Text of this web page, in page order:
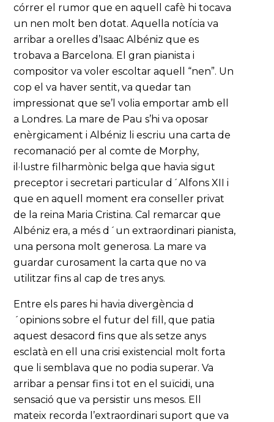
córrer el rumor que en aquell cafè hi tocava
un nen molt ben dotat. Aquella notícia va
arribar a orelles d’Isaac Albéniz que es
trobava a Barcelona. El gran pianista i
compositor va voler escoltar aquell “nen”. Un
cop el va haver sentit, va quedar tan
impressionat que se’l volia emportar amb ell
a Londres. La mare de Pau s’hi va oposar
enèrgicament i Albéniz li escriu una carta de
recomanació per al comte de Morphy,
il·lustre filharmònic belga que havia sigut
preceptor i secretari particular d´Alfons XII i
que en aquell moment era conseller privat
de la reina Maria Cristina. Cal remarcar que
Albéniz era, a més d´un extraordinari pianista,
una persona molt generosa. La mare va
guardar curosament la carta que no va
utilitzar fins al cap de tres anys.
Entre els pares hi havia divergència d
´opinions sobre el futur del fill, que patia
aquest desacord fins que als setze anys
esclatà en ell una crisi existencial molt forta
que li semblava que no podia superar. Va
arribar a pensar fins i tot en el suïcidi, una
sensació que va persistir uns mesos. Ell
mateix recorda l’extraordinari suport que va